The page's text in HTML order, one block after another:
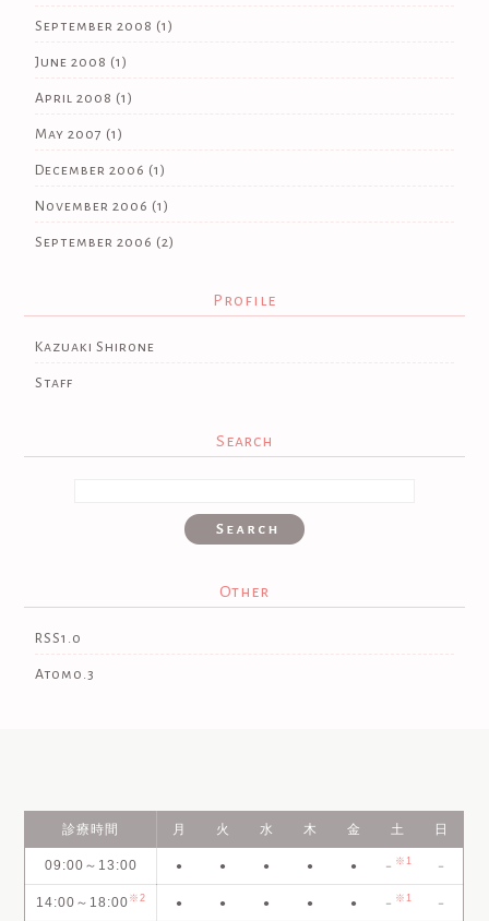
September 2008 (1)
June 2008 (1)
April 2008 (1)
May 2007 (1)
December 2006 (1)
November 2006 (1)
September 2006 (2)
Profile
Kazuaki Shirone
Staff
Search
Other
RSS1.0
Atom0.3
診療時間 月 火 水 木 金 土 日
09:00～13:00 ● ● ● ● ● － ※1 －
14:00～18:00 ※2 ● ● ● ● ● － ※1 －